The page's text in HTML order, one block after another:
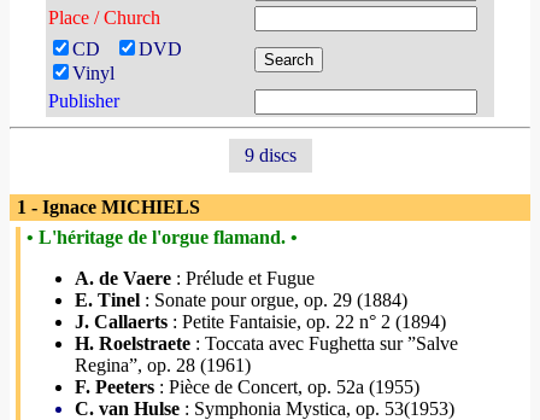
Place / Church
CD
DVD
Vinyl
Publisher
9 discs
1 - Ignace MICHIELS
• L'héritage de l'orgue flamand. •
A. de Vaere : Prélude et Fugue
E. Tinel : Sonate pour orgue, op. 29 (1884)
J. Callaerts : Petite Fantaisie, op. 22 n° 2 (1894)
H. Roelstraete : Toccata avec Fughetta sur ”Salve
Regina”, op. 28 (1961)
F. Peeters : Pièce de Concert, op. 52a (1955)
C. van Hulse : Symphonia Mystica, op. 53(1953)